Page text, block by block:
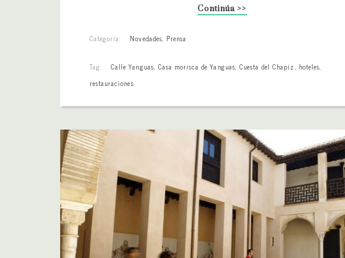
Continúa >>
Categoría: Novedades, Prensa
Tag: Calle Yanguas, Casa morisca de Yanguas, Cuesta del Chapiz, hoteles,
restauraciones